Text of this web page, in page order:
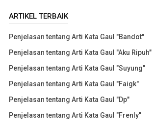
ARTIKEL TERBAIK
Penjelasan tentang Arti Kata Gaul "Bandot"
Penjelasan tentang Arti Kata Gaul "Aku Ripuh"
Penjelasan tentang Arti Kata Gaul "Suyung"
Penjelasan tentang Arti Kata Gaul "Faigk"
Penjelasan tentang Arti Kata Gaul "Dp"
Penjelasan tentang Arti Kata Gaul "Frenly"